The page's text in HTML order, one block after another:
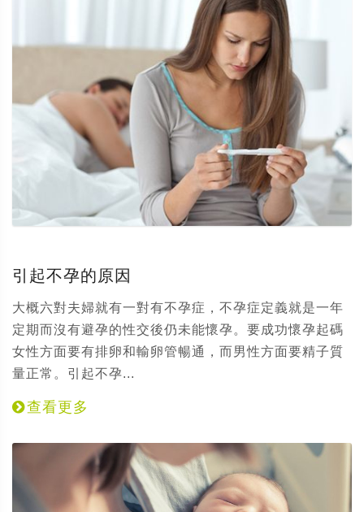
引起不孕的原因
大概六對夫婦就有一對有不孕症，不孕症定義就是一年
定期而沒有避孕的性交後仍未能懷孕。要成功懷孕起碼
女性方面要有排卵和輸卵管暢通，而男性方面要精子質
量正常。引起不孕...
查看更多